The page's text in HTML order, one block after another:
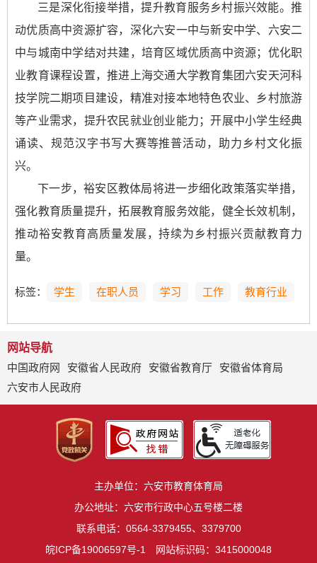
三是深化衔接举措，提升教育服务乡村振兴效能。推
动优质高中资源扩容，深化六安一中与新安中学、六安二
中与城南中学结对共建，培育区域优质高中资源；优化职
业教育课程设置，推进上海交通大学教育集团六安天河科
技学院二期项目建设，精准对接本地特色农业、乡村旅游
等产业需求，提升农民就业创业能力；开展中小学生经典
诵读、规范汉字书写大赛等推普活动，助力乡村文化振
兴。
下一步，裕安区教体局将进一步细化政策落实举措，
强化教育质量提升，拓展教育服务效能，健全长效机制，
推动裕安教育高质量发展，持续为乡村振兴贡献教育力
量。
标签： 学生 在职人员 学习 工作 教育行业
网站导航
中国政府网
安徽省人民政府 安徽省教育厅
安徽省体育局
六安市人民政府
主办单位：六安市教育体育局
办公地址：六安市行政中心五号楼二楼
联系电话：0564-3379455、3379700
皖ICP备19006597号-1
网站标识码：3415000048